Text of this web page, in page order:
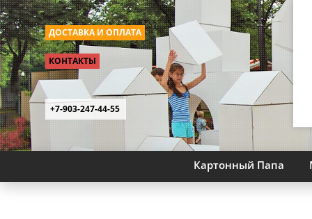
ДОСТАВКА И ОПЛАТА
КОНТАКТЫ
+7-903-247-44-55
Картонный Папа